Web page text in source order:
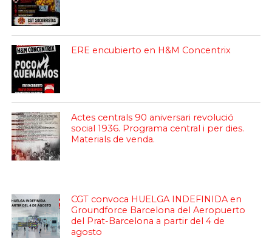
ERE encubierto en H&M Concentrix
Actes centrals 90 aniversari revolució
social 1936. Programa central i per dies.
Materials de venda.
CGT convoca HUELGA INDEFINIDA en
Groundforce Barcelona del Aeropuerto
del Prat-Barcelona a partir del 4 de
agosto